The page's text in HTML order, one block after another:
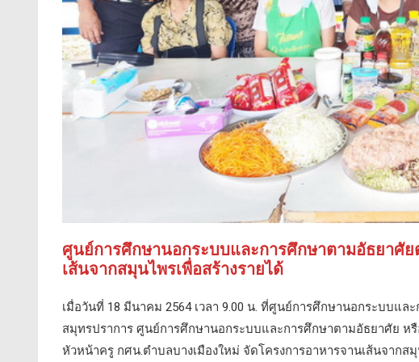
ศูนย์การศึกษานอกระบบและการศึกษาตามอัธยาศัย
เส้นจากสมุนไพรเพื่อสร้างรายได้
เมื่อวันที่ 18 มีนาคม 2564 เวลา 9.00 น. ที่ศูนย์การศึกษานอกระบบแล
สมุทรปราการ ศูนย์การศึกษานอกระบบและการศึกษาตามอัธยาศัย ห
หัวหน้าครู กศน.ตำบลบางเมืองใหม่ จัดโครงการอาหารจานเส้นจากส